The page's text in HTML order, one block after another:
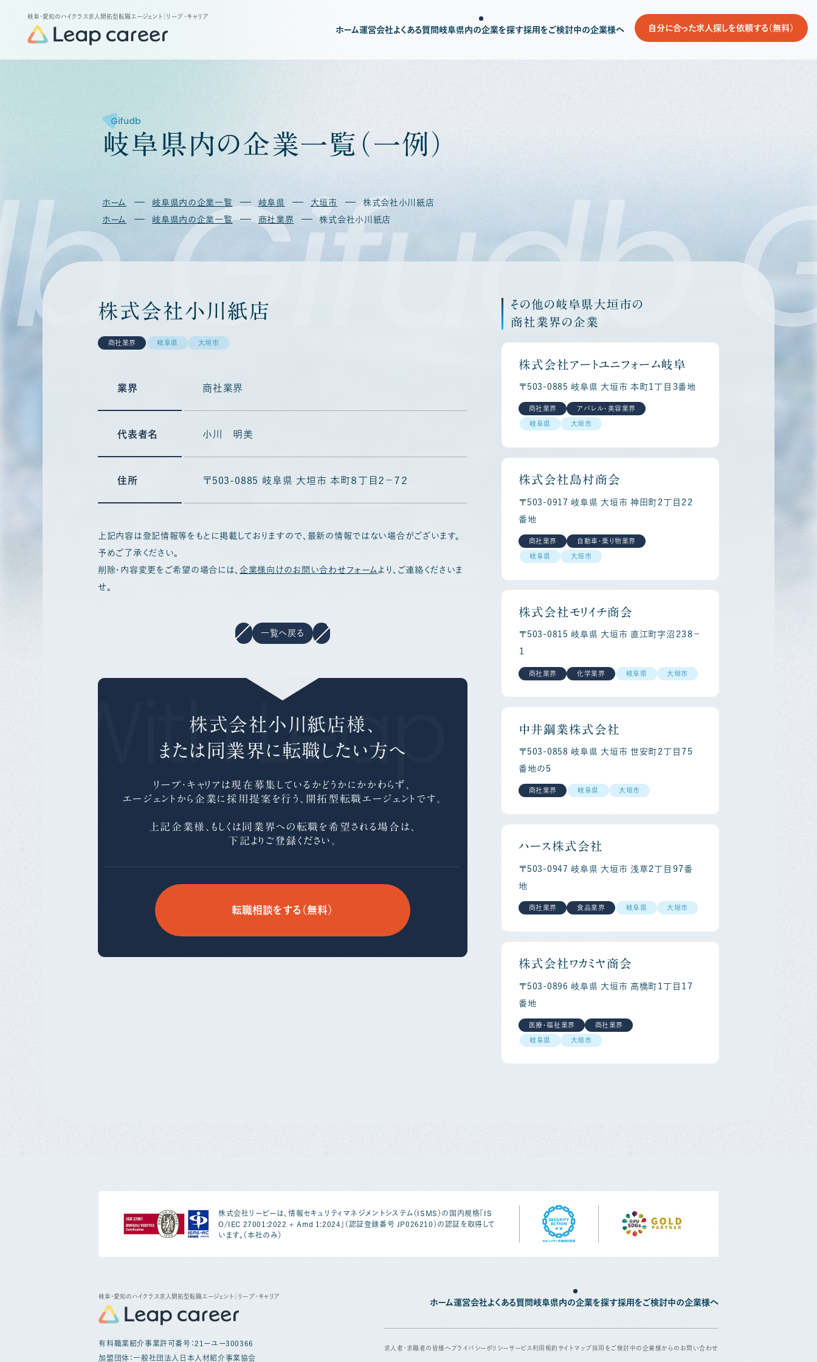
岐阜・愛知のハイクラス求人開拓型転職エージェント ｜リープ・キャリア
ホーム運営会社よくある質問 岐阜県内の企業を探す採用をご検討中の企業様へ 自分に合った求人探しを依頼する（無料）
Gifudb
岐阜 県内の企業一覧 （ 一例 ）
ホーム 岐阜県内の企業一覧 岐阜県 大垣市
株式会社小川紙店
ホーム
岐阜県内の企業一覧 商社業界 株式会社小川紙店
Gifudb
株式会社小川紙店
商社業界 岐阜県 大垣市
業界 商社業界
代表者名 小川 明美
住所 〒503-0885 岐阜県 大垣市 本町８丁目２－７２
上記内容は登記情報等をもとに掲載しておりますので、最新の情報ではない場合がございます。
予めご了承ください。
削除・内容変更をご希望の場合には、企業様向けのお問い合わせフォーム より、ご連絡くださいま
せ。
一覧へ戻る
With Leap Career
株式会社小川紙店様、
または同業界に転職したい方へ
リープ・キャリアは現在募集しているかどうかにかかわらず、
エージェントから企業に採用提案を行う、
開拓型転職エージェントです。
上記企業様、もしくは同業界への 転職を希望される場合は、
下記よりご登録ください。
転職相談をする（無料）
その他の岐阜県大垣市の
商社業界の企業
株式会社アートユニフォーム岐阜
〒503-0885 岐阜県 大垣市 本町１丁目３番地
商社業界 アパレル・美容業界
岐阜県 大垣市
株式会社島村商会
〒503-0917 岐阜県 大垣市 神田町２丁目２２
番地
商社業界 自動車・乗り物業界
岐阜県 大垣市
株式会社モリイチ商会
〒503-0815 岐阜県 大垣市 直江町字沼２３８－
１
商社業界 化学業界 岐阜県 大垣市
中井鋼業株式会社
〒503-0858 岐阜県 大垣市 世安町２丁目７５
番地の５
商社業界 岐阜県 大垣市
ハース株式会社
〒503-0947 岐阜県 大垣市 浅草２丁目９７番
地
商社業界 食品業界 岐阜県 大垣市
株式会社ワカミヤ商会
〒503-0896 岐阜県 大垣市 高橋町１丁目１７
番地
医療・福祉業界 商社業界
岐阜県 大垣市
株式会社リーピーは、情報セキュリティマネジメントシステム（ISMS）の国内規格「IS
O/IEC 27001:2022 + Amd 1:2024」（認証登録番号 JP026210）の認証を取得して
います。（本社のみ）
岐阜・愛知のハイクラス求人開拓型転職エージェント ｜リープ・キャリア
有料職業紹介事業許可番号：21ーユー300366
加盟団体：一般社団法人日本人材紹介事業協会
ホーム運営会社よくある質問 岐阜県内の企業を探す採用をご検討中の企業様へ
求人者・求職者の皆様へ プライバシーポリシー サービス利用規約 サイトマップ採用をご検討中の企業様からのお問い合わせ